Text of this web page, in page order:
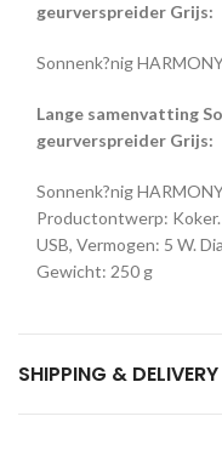
geurverspreider Grijs:
Sonnenk?nig
Lange samenvatting
geurverspreider Grijs:
Sonnenk?nig
Productontwerp:
USB, Vermogen: 5 W.
Gewicht: 250 g
SHIPPING & DELIVERY